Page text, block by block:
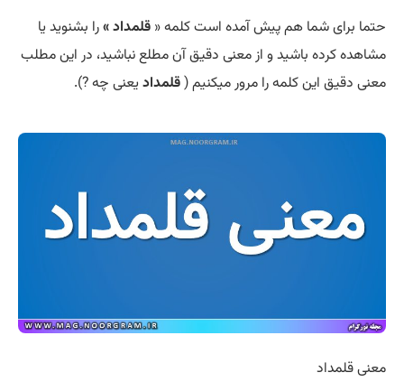
حتما برای شما هم پیش آمده است کلمه « قلمداد »را بشنوید یا
مشاهده کرده باشید و از معنی دقیق آن مطلع نباشید، در این مطلب
معنی دقیق این کلمه را مرور میکنیم (قلمدادیعنی چه ?).
معنی قلمداد